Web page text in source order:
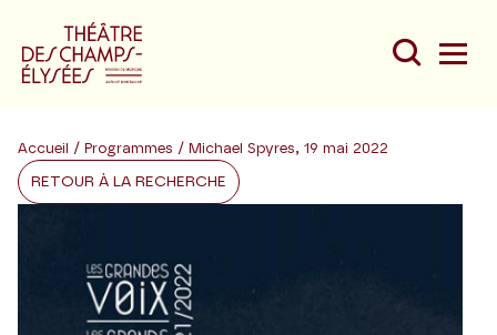
Accueil / Programmes / Michael Spyres, 19 mai 2022
RETOUR À LA RECHERCHE